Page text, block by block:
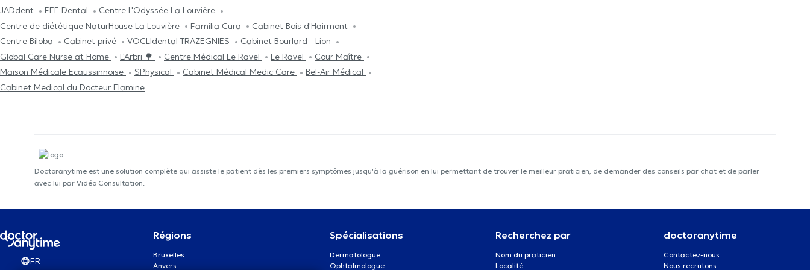
JADdent FEE Dental
Centre L'Odyssée La Louvière
Centre de diététique NaturHouse La Louvière
Familia Cura
Cabinet Bois d'Hairmont
Centre Biloba
Cabinet privé VOCLIdental TRAZEGNIES
Cabinet Bourlard - Lion
Global Care Nurse at Home
L'Arbri 🌳 Centre Médical Le Ravel Le Ravel
Cour Maître
Maison Médicale Ecaussinnoise
SPhysical Cabinet Médical Medic Care
Bel-Air Médical
Cabinet Medical du Docteur Elamine
Doctoranytime est une solution complète qui assiste le patient dès les premiers symptômes jusqu'à la guérison en lui permettant de trouver le meilleur praticien, de demander des conseils par chat et de parler
avec lui par Vidéo Consultation.
FR
Régions
Bruxelles
Anvers
Spécialisations
Dermatologue
Ophtalmologue
Recherchez par
Nom du praticien
Localité
doctoranytime
Contactez-nous
Nous recrutons